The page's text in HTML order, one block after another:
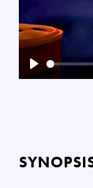
Play